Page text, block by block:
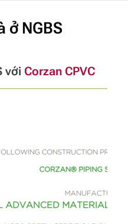
ở NGBS
với Corzan CPVC